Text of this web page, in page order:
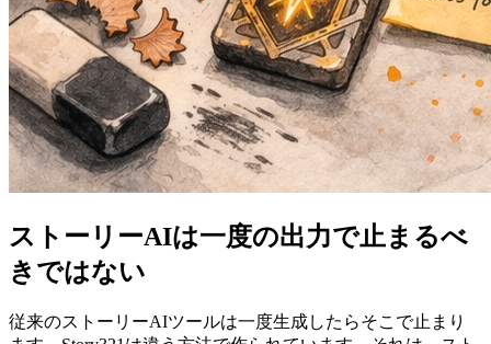
ストーリーAIは一度の出力で止まるべ
きではない
従来のストーリーAIツールは一度生成したらそこで止まり